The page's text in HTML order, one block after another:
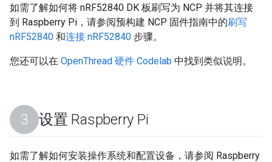
如需了解如何将 nRF52840 DK 板刷写为 NCP 并将其连接
到 Raspberry Pi，请参阅预构建 NCP 固件指南中的刷写
nRF52840 和连接 nRF52840 步骤。
您还可以在 OpenThread 硬件 Codelab 中找到类似说明。
设置 Raspberry Pi
如需了解如何安装操作系统和配置设备，请参阅 Raspberry